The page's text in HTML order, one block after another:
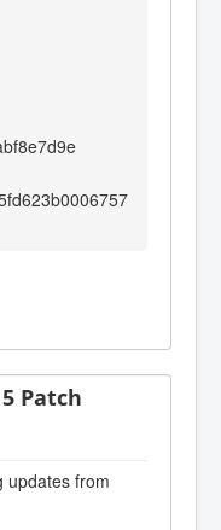
Patch
updates from